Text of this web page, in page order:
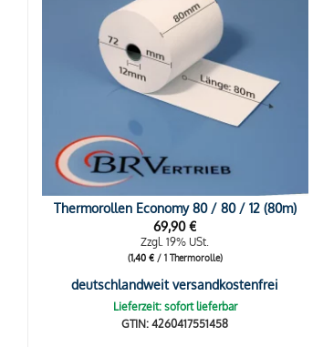
Thermorollen Economy 80 / 80 / 12 (80m)
69,90€
Zzgl. 19% USt.
(1,40 €/ 1 Thermorolle)
deutschlandweit versandkostenfrei
Lieferzeit: sofort lieferbar
GTIN: 4260417551458